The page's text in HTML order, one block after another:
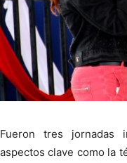
Fueron tres jornadas
aspectos clave como la